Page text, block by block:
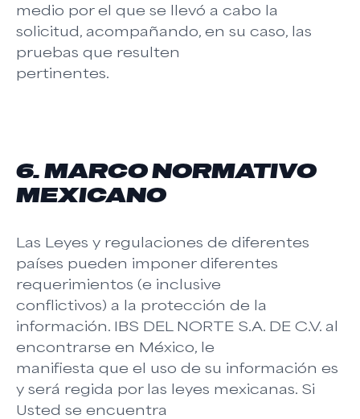
medio por el que se llevó a cabo la
solicitud, acompañando, en su caso, las
pruebas que resulten
pertinentes.
6. MARCO NORMATIVO
MEXICANO
Las Leyes y regulaciones de diferentes
países pueden imponer diferentes
requerimientos (e inclusive
conflictivos) a la protección de la
información. IBS DEL NORTE S.A. DE C.V. al
encontrarse en México, le
manifiesta que el uso de su información es
y será regida por las leyes mexicanas. Si
Usted se encuentra